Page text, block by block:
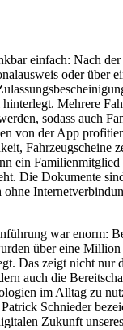
einfach: Nach
oder über
Mehrere
sodass auch
von der App
Fahrzeugscheine
ein
Die Dokumente
ohne
war enorm:
über eine
Das zeigt nicht nur
auch die
im Alltag zu
Schnieder
Zukunft